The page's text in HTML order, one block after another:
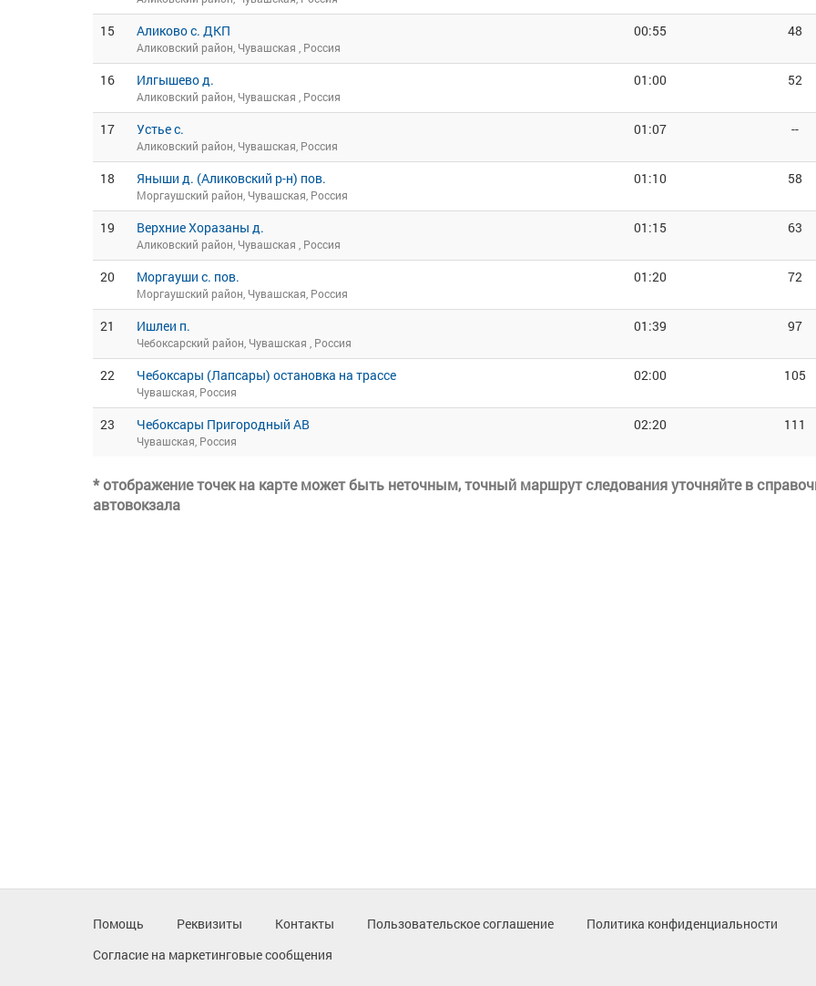
15 Аликово с. ДКП
Аликовский район, Чувашская , Россия
00:55 48
16 Илгышево д.
Аликовский район, Чувашская , Россия
01:00 52
17 Устье с.
Аликовский район, Чувашская, Россия
01:07 --
18 Яныши д. (Аликовский р-н) пов.
Моргаушский район, Чувашская, Россия
01:10 58
19 Верхние Хоразаны д.
Аликовский район, Чувашская , Россия
01:15 63
20 Моргауши с. пов.
Моргаушский район, Чувашская, Россия
01:20 72
21 Ишлеи п.
Чебоксарский район, Чувашская , Россия
01:39 97
22 Чебоксары (Лапсары) остановка на трассе
Чувашская, Россия
02:00 105
23 Чебоксары Пригородный АВ
Чувашская, Россия
02:20 111
* отображение точек на карте может быть неточным, точный маршрут следования уточняйте в
автовокзала
Помощь Реквизиты Контакты Пользовательское соглашение
Политика конфиденциальности
Согласие на маркетинговые сообщения